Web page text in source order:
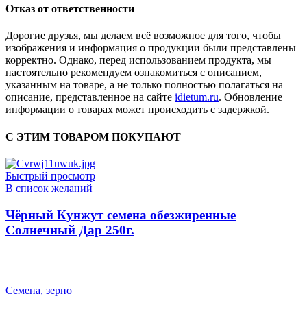
Отказ от ответственности
Дорогие друзья, мы делаем всё возможное для того, чтобы
изображения и информация о продукции были представлены
корректно. Однако, перед использованием продукта, мы
настоятельно рекомендуем ознакомиться с описанием,
указанным на товаре, а не только полностью полагаться на
описание, представленное на сайте idietum.ru. Обновление
информации о товарах может происходить с задержкой.
С ЭТИМ ТОВАРОМ ПОКУПАЮТ
Быстрый просмотр
В список желаний
Чёрный Кунжут семена обезжиренные
Солнечный Дар 250г.
Семена, зерно